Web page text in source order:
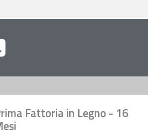
Fattoria in Legno - 16